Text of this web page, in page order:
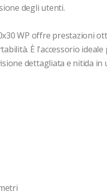
degli utenti.
WP offre prestazioni
È l'accessorio
dettagliata e nitida